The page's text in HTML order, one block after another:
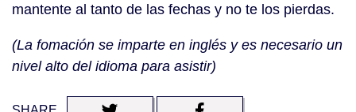
mantente al tanto de las fechas y no te los pierdas.
(La fomación se imparte en inglés y es necesario un
nivel alto del idioma para asistir)